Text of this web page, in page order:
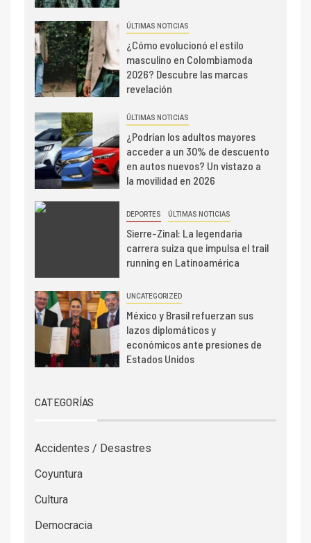
ÚLTIMAS NOTICIAS
¿Cómo evolucionó el estilo
masculino en Colombiamoda
2026? Descubre las marcas
revelación
ÚLTIMAS NOTICIAS
¿Podrían los adultos mayores
acceder a un 30% de descuento
en autos nuevos? Un vistazo a
la movilidad en 2026
DEPORTES ÚLTIMAS NOTICIAS
Sierre-Zinal: La legendaria
carrera suiza que impulsa el trail
running en Latinoamérica
UNCATEGORIZED
México y Brasil refuerzan sus
lazos diplomáticos y
económicos ante presiones de
Estados Unidos
CATEGORÍAS
Accidentes / Desastres
Coyuntura
Cultura
Democracia